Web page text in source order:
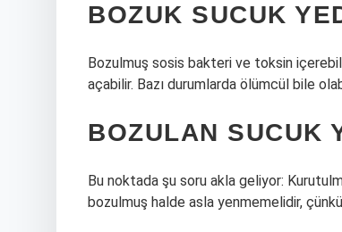
BOZUK SUCUK
Bozulmuş sosis bakteri ve toksin
açabilir. Bazı durumlarda ölümcül bile
BOZULAN SUCUK
Bu noktada şu soru akla geliyor:
bozulmuş halde asla yenmemelidir,